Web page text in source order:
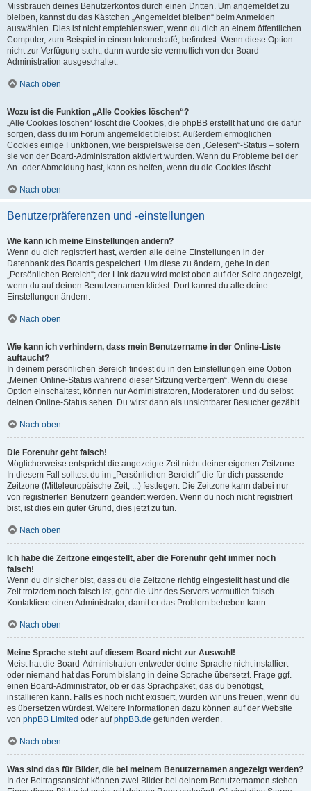
Missbrauch deines Benutzerkontos durch einen Dritten. Um angemeldet zu
bleiben, kannst du das Kästchen „Angemeldet bleiben“ beim Anmelden
auswählen. Dies ist nicht empfehlenswert, wenn du dich an einem öffentlichen
Computer, zum Beispiel in einem Internetcafé, befindest. Wenn diese Option
nicht zur Verfügung steht, dann wurde sie vermutlich von der Board-
Administration ausgeschaltet.
Nach oben
Wozu ist die Funktion „Alle Cookies löschen“?
„Alle Cookies löschen“ löscht die Cookies, die phpBB erstellt hat und die dafür
sorgen, dass du im Forum angemeldet bleibst. Außerdem ermöglichen
Cookies einige Funktionen, wie beispielsweise den „Gelesen“-Status – sofern
sie von der Board-Administration aktiviert wurden. Wenn du Probleme bei der
An- oder Abmeldung hast, kann es helfen, wenn du die Cookies löscht.
Nach oben
Benutzerpräferenzen und -einstellungen
Wie kann ich meine Einstellungen ändern?
Wenn du dich registriert hast, werden alle deine Einstellungen in der
Datenbank des Boards gespeichert. Um diese zu ändern, gehe in den
„Persönlichen Bereich“; der Link dazu wird meist oben auf der Seite angezeigt,
wenn du auf deinen Benutzernamen klickst. Dort kannst du alle deine
Einstellungen ändern.
Nach oben
Wie kann ich verhindern, dass mein Benutzername in der Online-Liste
auftaucht?
In deinem persönlichen Bereich findest du in den Einstellungen eine Option
„Meinen Online-Status während dieser Sitzung verbergen“. Wenn du diese
Option einschaltest, können nur Administratoren, Moderatoren und du selbst
deinen Online-Status sehen. Du wirst dann als unsichtbarer Besucher gezählt.
Nach oben
Die Forenuhr geht falsch!
Möglicherweise entspricht die angezeigte Zeit nicht deiner eigenen Zeitzone.
In diesem Fall solltest du im „Persönlichen Bereich“ die für dich passende
Zeitzone (Mitteleuropäische Zeit, ...) festlegen. Die Zeitzone kann dabei nur
von registrierten Benutzern geändert werden. Wenn du noch nicht registriert
bist, ist dies ein guter Grund, dies jetzt zu tun.
Nach oben
Ich habe die Zeitzone eingestellt, aber die Forenuhr geht immer noch
falsch!
Wenn du dir sicher bist, dass du die Zeitzone richtig eingestellt hast und die
Zeit trotzdem noch falsch ist, geht die Uhr des Servers vermutlich falsch.
Kontaktiere einen Administrator, damit er das Problem beheben kann.
Nach oben
Meine Sprache steht auf diesem Board nicht zur Auswahl!
Meist hat die Board-Administration entweder deine Sprache nicht installiert
oder niemand hat das Forum bislang in deine Sprache übersetzt. Frage ggf.
einen Board-Administrator, ob er das Sprachpaket, das du benötigst,
installieren kann. Falls es noch nicht existiert, würden wir uns freuen, wenn du
es übersetzen würdest. Weitere Informationen dazu können auf der Website
von phpBB Limited oder aufphpBB.de gefunden werden.
Nach oben
Was sind das für Bilder, die bei meinem Benutzernamen angezeigt werden?
In der Beitragsansicht können zwei Bilder bei deinem Benutzernamen stehen.